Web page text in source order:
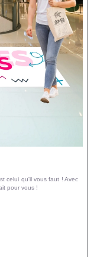
celui qu'il vous faut ! Avec
pour vous !